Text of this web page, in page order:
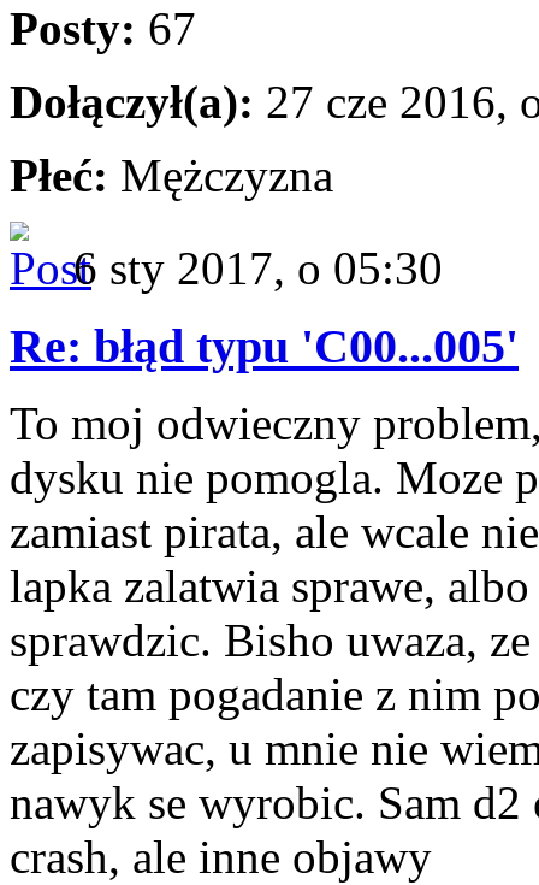
Posty: 67
Dołączył(a): 27 cze 2016,
Płeć: Mężczyzna
6 sty 2017, o 05:30
Re: błąd typu 'C00...005'
To moj odwieczny
dysku nie pomogla. Moze
zamiast pirata, ale wcale
lapka zalatwia sprawe,
sprawdzic. Bisho uwaza,
czy tam pogadanie z nim
zapisywac, u mnie nie
nawyk se wyrobic. Sam
crash, ale inne objawy